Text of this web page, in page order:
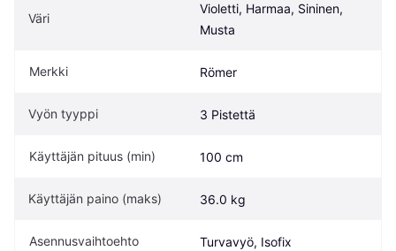
Väri
Violetti, Harmaa, Sininen,
Musta
Merkki Römer
Vyön tyyppi 3 Pistettä
Käyttäjän pituus (min) 100 cm
Käyttäjän paino (maks) 36.0 kg
Asennusvaihtoehto Turvavyö, Isofix